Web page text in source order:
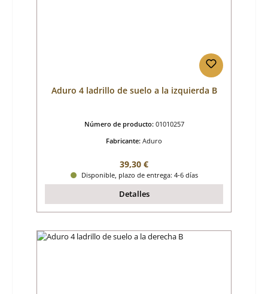
Aduro 4 ladrillo de suelo a la izquierda B
Número de producto: 01010257
Fabricante: Aduro
Precio normal:
39,30 €
Disponible, plazo de entrega: 4-6 días
Detalles